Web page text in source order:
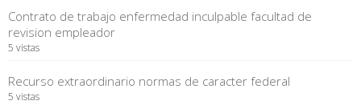
Contrato de trabajo enfermedad inculpable facultad de
revision empleador
5 vistas
Recurso extraordinario normas de caracter federal
5 vistas